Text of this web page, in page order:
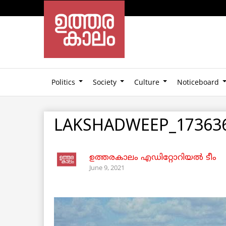
Politics Society Culture Noticeboard
ഉത്തരകാലം എഡിറ്റോറിയല്‍ ടീം
June 9, 2021